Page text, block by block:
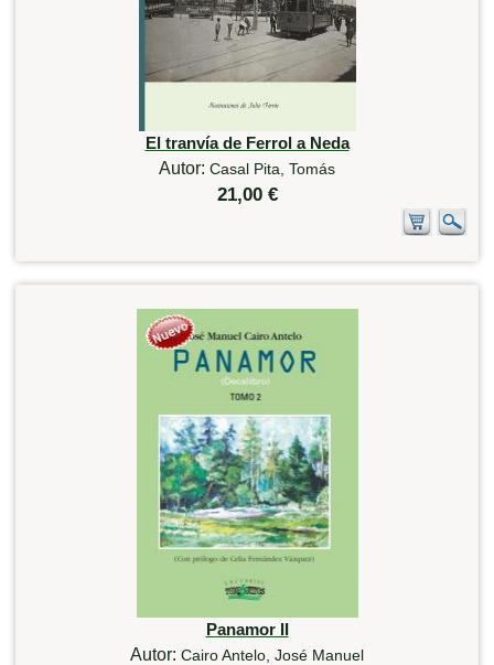
El tranvía de Ferrol a Neda
Autor: Casal Pita, Tomás
21,00 €
Panamor II
Autor: Cairo Antelo, José Manuel